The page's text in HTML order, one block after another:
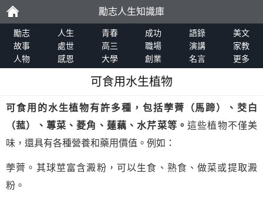
勵
志
勵志人生知識庫
勵志 人生 青春 成功 語錄
美文
故事
處世 高三 職場 演講
家教
人物
感恩 大學 創業 名言 更多
可食用水生植物
可食用的水生植物有許多種，包括荸薺（馬蹄）、茭白
（菰）、蓴菜、菱角、蓮藕、水芹菜等。 這些植物不僅美
味，還具有各種營養和藥用價值。例如：
荸薺。其球莖富含澱粉，可以生食、熟食、做菜或提取澱
粉。